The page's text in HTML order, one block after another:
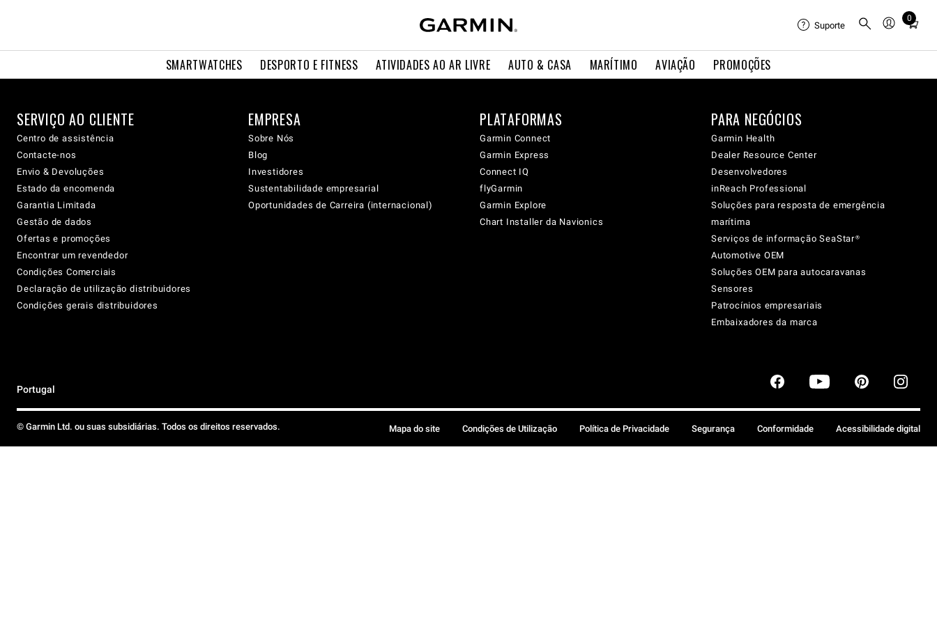
SMARTWATCHES DESPORTO E FITNESS ATIVIDADES AO AR LIVRE AUTO & CASA MARÍTIMO AVIAÇÃO PROMOÇÕES
Suporte
0
Total
cart:
SERVIÇO AO CLIENTE
Centro de assistência
Contacte-nos
Envio & Devoluções
Estado da encomenda
Garantia Limitada
Gestão de dados
Ofertas e promoções
Encontrar um revendedor
Condições Comerciais
Declaração de utilização distribuidores
Condições gerais distribuidores
EMPRESA
Sobre Nós
Blog
Investidores
Sustentabilidade empresarial
Oportunidades de Carreira (internacional)
PLATAFORMAS
Garmin Connect
Garmin Express
Connect IQ
flyGarmin
Garmin Explore
Chart Installer da Navionics
PARA NEGÓCIOS
Garmin Health
Dealer Resource Center
Desenvolvedores
inReach Professional
Soluções para resposta de emergência
marítima
Serviços de informação SeaStar®
Automotive OEM
Soluções OEM para autocaravanas
Sensores
Patrocínios empresariais
Embaixadores da marca
Portugal
© Garmin Ltd. ou suas subsidiárias. Todos os direitos reservados. Mapa do site Condições de Utilização Política de Privacidade Segurança Conformidade Acessibilidade digital